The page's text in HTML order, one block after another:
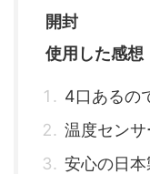
開封
使用した感想
4口あるの
温度セン
安心の日本